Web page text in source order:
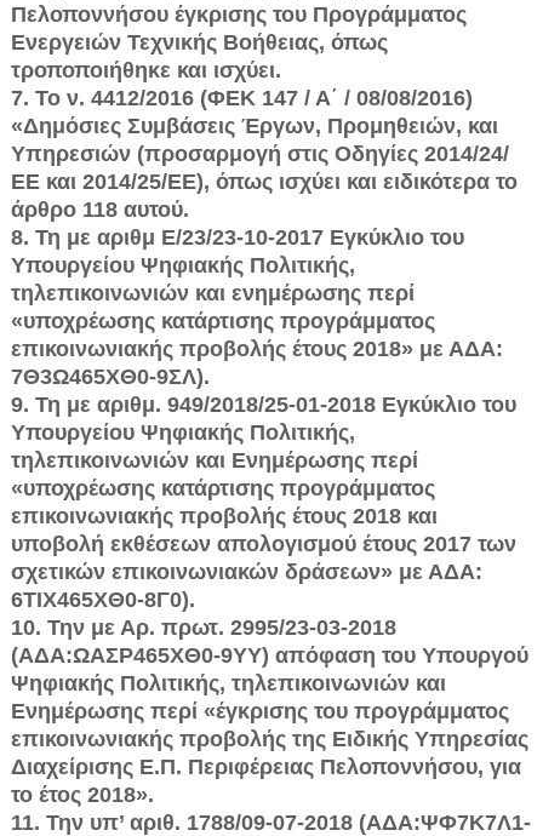
Πελοποννήσου έγκρισης του Προγράμματος
Ενεργειών Τεχνικής Βοήθειας, όπως
τροποποιήθηκε και ισχύει.
7. Το ν. 4412/2016 (ΦΕΚ 147 / Α΄ / 08/08/2016)
«Δημόσιες Συμβάσεις Έρ­γων, Προμηθειών, και
Υπηρεσιών (προσαρμογή στις Οδηγίες 2014/24/
ΕΕ και 2014/25/ΕΕ), όπως ισχύει και ειδικότερα το
άρθρο 118 αυτού.
8. Τη με αριθμ Ε/23/23-10-2017 Εγκύκλιο του
Υπουργείου Ψηφιακής Πολιτικής,
τηλεπικοινωνιών και ενημέρωσης περί
«υποχρέωσης κατάρτισης προγράμματος
επικοινωνιακής προβολής έτους 2018» με ΑΔΑ:
7Θ3Ω465ΧΘ0-9ΣΛ).
9. Τη με αριθμ. 949/2018/25-01-2018 Εγκύκλιο του
Υπουργείου Ψηφια­κής Πολιτικής,
τηλεπικοινωνιών και Ενημέρωσης περί
«υποχρέωσης κατάρτι­σης προγράμματος
επικοινωνιακής προβολής έτους 2018 και
υποβολή εκθέ­σεων απολογισμού έτους 2017 των
σχετικών επικοινωνιακών δράσεων» με ΑΔΑ:
6ΤΙΧ465ΧΘ0-8Γ0).
10. Την με Αρ. πρωτ. 2995/23-03-2018
(ΑΔΑ:ΩΑΣΡ465ΧΘ0-9ΥΥ) απόφαση του Υπουργού
Ψηφιακής Πολιτικής, τηλεπικοινωνιών και
Ενημέρωσης περί «έγκρισης του προγράμματος
επικοινωνιακής προβολής της Ειδικής Υπηρεσί­ας
Διαχείρισης Ε.Π. Περιφέρειας Πελοποννήσου, για
το έτος 2018».
11. Την υπ’ αριθ. 1788/09-07-2018 (ΑΔΑ:ΨΦ7Κ7Λ1-